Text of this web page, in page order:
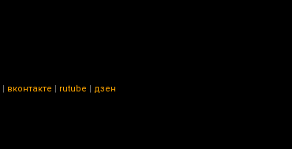
| вконтакте | rutube | дзен